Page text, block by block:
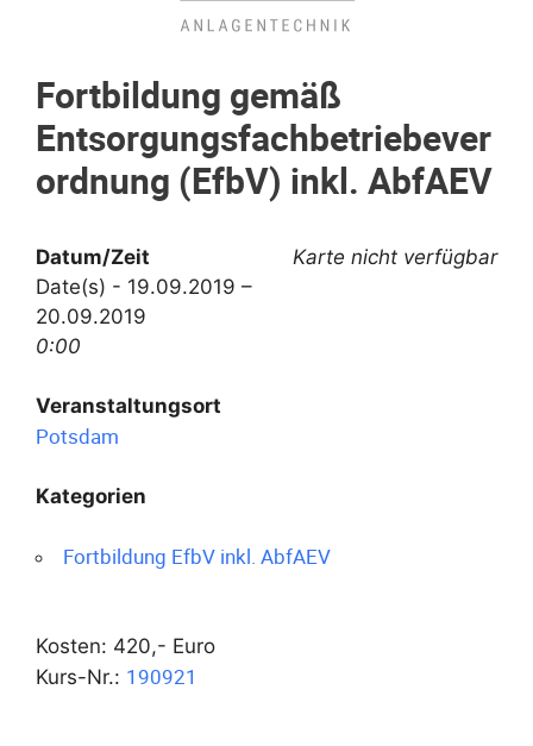
Fortbildung gemäß
Entsorgungsfachbetriebever
ordnung (EfbV) inkl. AbfAEV
Karte nicht verfügbar
Datum/Zeit
Date(s) - 19.09.2019 –
20.09.2019
0:00
Veranstaltungsort
Potsdam
Kategorien
Fortbildung EfbV inkl. AbfAEV
Kosten: 420,- Euro
Kurs-Nr.: 190921